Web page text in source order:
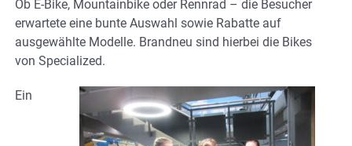
Ob E-Bike, Mountainbike oder Rennrad – die Besucher
erwartete eine bunte Auswahl sowie Rabatte auf
ausgewählte Modelle. Brandneu sind hierbei die Bikes
von Specialized.
Ein